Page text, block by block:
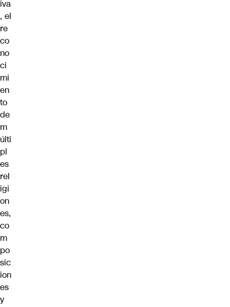
iva
, el
re
co
no
ci
mi
en
to
de
m
últi
pl
es
rel
igi
on
es,
co
m
po
sic
ion
es
y